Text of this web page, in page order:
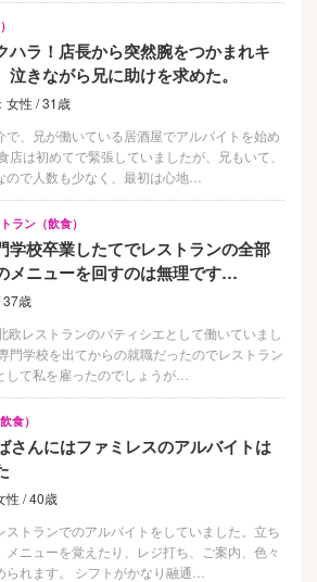
ハラ！店長から突然腕をつかまれキ
泣きながら兄に助けを求めた。
女性 / 31歳
で、兄が働いている居酒屋でアルバイトを始め
店は初めてで緊張していましたが、兄もいて、
ので人数も少なく、最初は心地…
ラン（飲食）
学校卒業したてでレストランの全部
メニューを回すのは無理です…
37歳
欧レストランのパティシエとして働いていまし
門学校を出てからの就職だったのでレストラン
して私を雇ったのでしょうが…
食）
さんにはファミレスのアルバイトは
性 / 40歳
ストランでのアルバイトをしていました。立ち
メニューを覚えたり、レジ打ち、ご案内、色々
られます。 シフトがかなり融通…